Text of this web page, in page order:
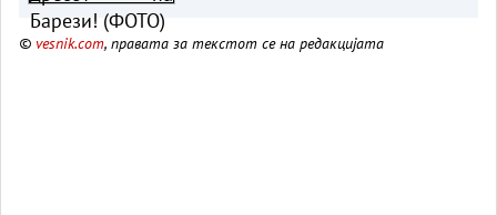
© vesnik.com, правата за текстот се на редакцијата